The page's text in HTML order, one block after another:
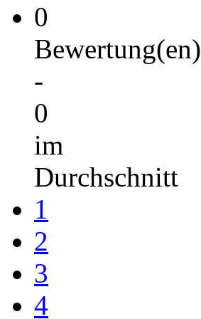
0
Bewertung(en)
-
0
im
Durchschnitt
1
2
3
4